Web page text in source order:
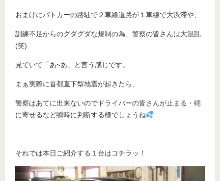
おまけにパトカーの路駐で２車線道路が１車線で大渋滞や、
訓練不足からのグダグダな規制の為、警察の皆さんは大混乱
(笑)
見ていて「あ~あ」と言う感じです。
まぁ実際に首都直下型地震が起きたら、
警察はあてに出来ないのでドライバーの皆さんが止まる・端
に寄せるなど瞬時に判断する様でしょうね
それでは本日ご紹介する１台はコチラッ！